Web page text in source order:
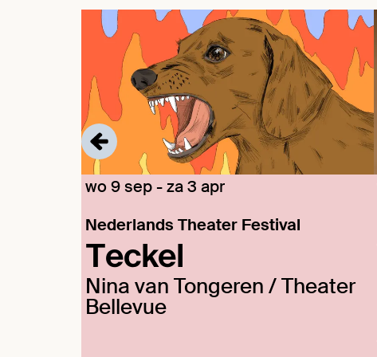
Overslaan
Teckel
Nina van Tongeren / Theater
Bellevue
Nederlands Theater Festival
wo 9 sep -za 3 apr